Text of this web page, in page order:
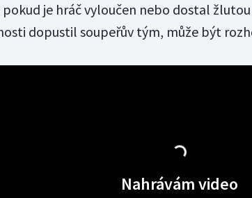
pokud je hráč vyloučen nebo dostal
dopustil soupeřův tým, může být
Nahrávám video